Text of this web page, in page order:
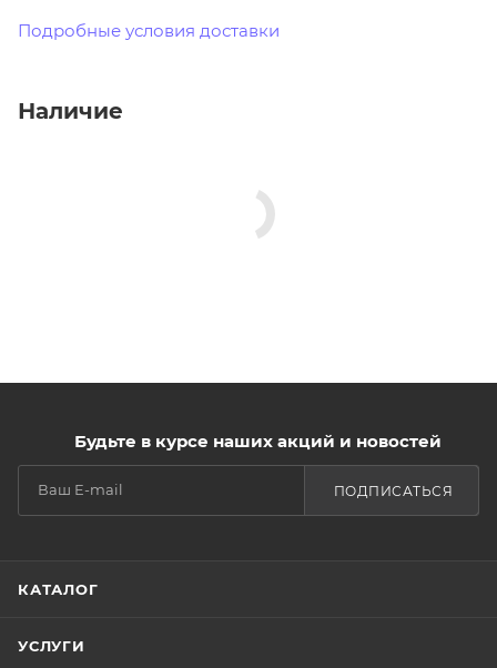
Подробные условия доставки
Наличие
Будьте в курсе наших акций и новостей
ПОДПИСАТЬСЯ
КАТАЛОГ
УСЛУГИ